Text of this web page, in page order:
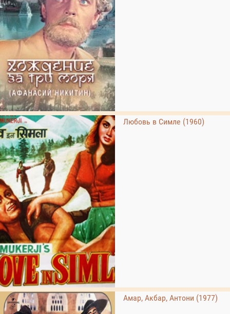
Любовь в Симле (1960)
Амар, Акбар, Антони (1977)